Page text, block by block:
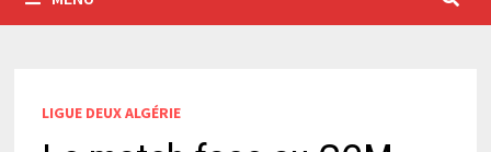
LIGUE DEUX ALGÉRIE